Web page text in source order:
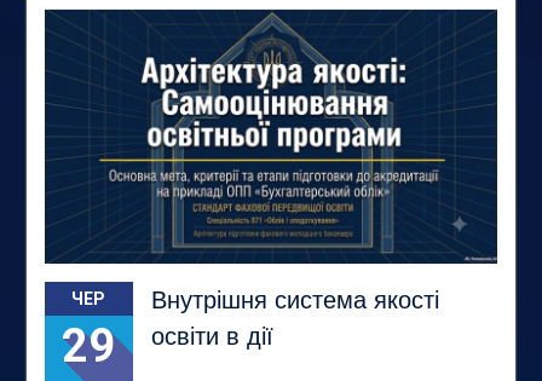
ЧЕР
29
Внутрішня система якості
освіти в дії